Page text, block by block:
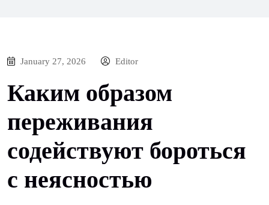
January 27, 2026 Editor
Каким образом
переживания
содействуют бороться
с неясностью